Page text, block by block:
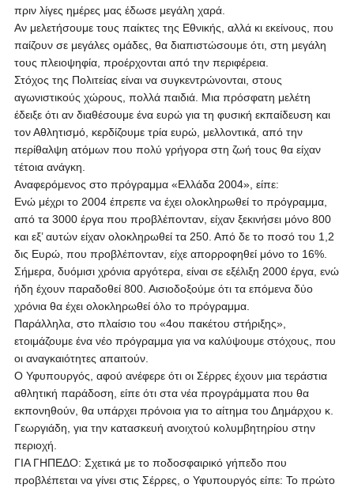
πριν λίγες ημέρες μας έδωσε μεγάλη χαρά.
Αν μελετήσουμε τους παίκτες της Εθνικής, αλλά κι εκείνους, που
παίζουν σε μεγάλες ομάδες, θα διαπιστώσουμε ότι, στη μεγάλη
τους πλειοψηφία, προέρχονται από την περιφέρεια.
Στόχος της Πολιτείας είναι να συγκεντρώνονται, στους
αγωνιστικούς χώρους, πολλά παιδιά. Μια πρόσφατη μελέτη
έδειξε ότι αν διαθέσουμε ένα ευρώ για τη φυσική εκπαίδευση και
τον Αθλητισμό, κερδίζουμε τρία ευρώ, μελλοντικά, από την
περίθαλψη ατόμων που πολύ γρήγορα στη ζωή τους θα είχαν
τέτοια ανάγκη.
Αναφερόμενος στο πρόγραμμα «Ελλάδα 2004», είπε:
Ενώ μέχρι το 2004 έπρεπε να έχει ολοκληρωθεί το πρόγραμμα,
από τα 3000 έργα που προβλέπονταν, είχαν ξεκινήσει μόνο 800
και εξ’ αυτών είχαν ολοκληρωθεί τα 250. Από δε το ποσό του 1,2
δις Ευρώ, που προβλέπονταν, είχε απορροφηθεί μόνο το 16%.
Σήμερα, δυόμισι χρόνια αργότερα, είναι σε εξέλιξη 2000 έργα, ενώ
ήδη έχουν παραδοθεί 800. Αισιοδοξούμε ότι τα επόμενα δύο
χρόνια θα έχει ολοκληρωθεί όλο το πρόγραμμα.
Παράλληλα, στο πλαίσιο του «4ου πακέτου στήριξης»,
ετοιμάζουμε ένα νέο πρόγραμμα για να καλύψουμε στόχους, που
οι αναγκαιότητες απαιτούν.
Ο Υφυπουργός, αφού ανέφερε ότι οι Σέρρες έχουν μια τεράστια
αθλητική παράδοση, είπε ότι στα νέα προγράμματα που θα
εκπονηθούν, θα υπάρχει πρόνοια για το αίτημα του Δημάρχου κ.
Γεωργιάδη, για την κατασκευή ανοιχτού κολυμβητηρίου στην
περιοχή.
ΓΙΑ ΓΗΠΕΔΟ: Σχετικά με το ποδοσφαιρικό γήπεδο που
προβλέπεται να γίνει στις Σέρρες, ο Υφυπουργός είπε: Το πρώτο